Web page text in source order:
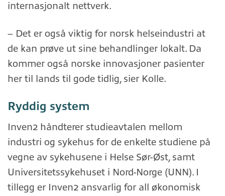
internasjonalt nettverk.
– Det er også viktig for norsk helseindustri at
de kan prøve ut sine behandlinger lokalt. Da
kommer også norske innovasjoner pasienter
her til lands til gode tidlig, sier Kolle.
Ryddig system
Inven2 håndterer studieavtalen mellom
industri og sykehus for de enkelte studiene på
vegne av sykehusene i Helse Sør-Øst, samt
Universitetssykehuset i Nord-Norge (UNN). I
tillegg er Inven2 ansvarlig for all økonomisk